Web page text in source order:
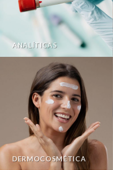
ANALÍTICAS
DERMOCOSMÉTICA